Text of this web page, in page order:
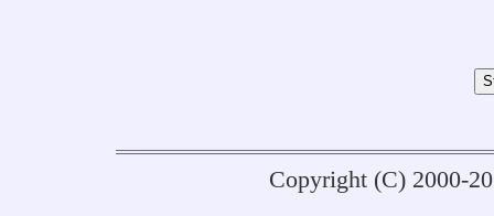
Copyright (C) 2000-